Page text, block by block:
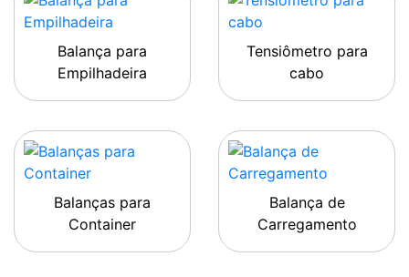
Balança para
Empilhadeira
Tensiômetro para
cabo
Balanças para
Container
Balança de
Carregamento